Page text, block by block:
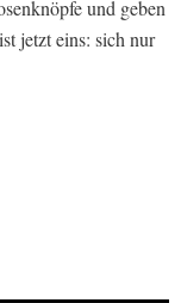
und geben
jetzt eins: sich nur